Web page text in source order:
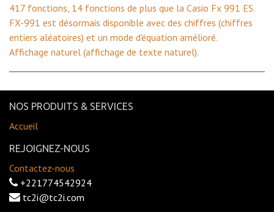
417 fonctions, 14 fonctions de plus que la Casio Fx 991 ES.
FX-991 est désormais disponible avec des chiffres (chiffres
entiers aléatoires) et un mode d'équation amélioré.
Affichage naturel (affichage de texte naturel).
NOS PRODUITS & SERVICES
Accueil
REJOIGNEZ-NOUS
Contactez-nous
+221774542924
tc2i@tc2i.com